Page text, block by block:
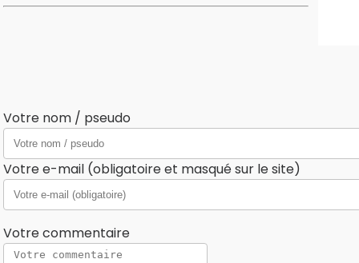
Votre nom / pseudo
Votre e-mail (obligatoire et masqué sur le site)
Votre commentaire